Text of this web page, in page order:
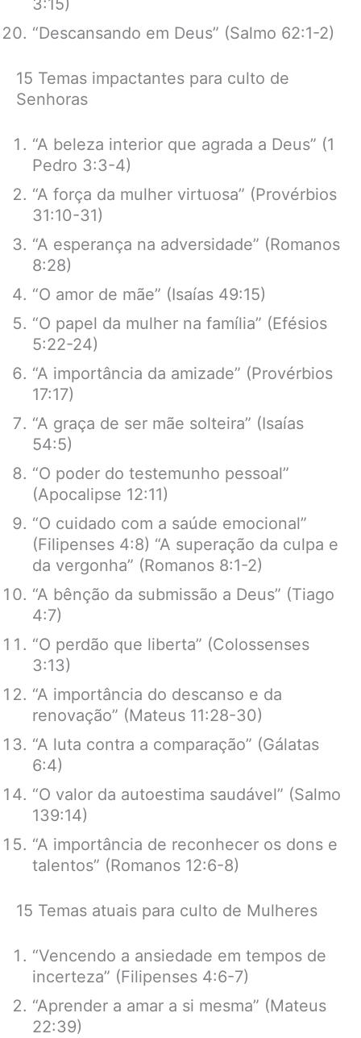
3:15)
“Descansando em Deus” (Salmo 62:1-2)
15 Temas impactantes para culto de
Senhoras
“A beleza interior que agrada a Deus” (1
Pedro 3:3-4)
“A força da mulher virtuosa” (Provérbios
31:10-31)
“A esperança na adversidade” (Romanos
8:28)
“O amor de mãe” (Isaías 49:15)
“O papel da mulher na família” (Efésios
5:22-24)
“A importância da amizade” (Provérbios
17:17)
“A graça de ser mãe solteira” (Isaías
54:5)
“O poder do testemunho pessoal”
(Apocalipse 12:11)
“O cuidado com a saúde emocional”
(Filipenses 4:8) “A superação da culpa e
da vergonha” (Romanos 8:1-2)
“A bênção da submissão a Deus” (Tiago
4:7)
“O perdão que liberta” (Colossenses
3:13)
“A importância do descanso e da
renovação” (Mateus 11:28-30)
“A luta contra a comparação” (Gálatas
6:4)
“O valor da autoestima saudável” (Salmo
139:14)
“A importância de reconhecer os dons e
talentos” (Romanos 12:6-8)
15 Temas atuais para culto de Mulheres
“Vencendo a ansiedade em tempos de
incerteza” (Filipenses 4:6-7)
“Aprender a amar a si mesma” (Mateus
22:39)